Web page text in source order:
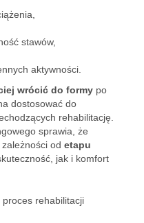
stawów,
aktywności.
wrócić do formy po
dostosować do
rehabilitację.
sprawia, że
od etapu
jak i komfort
proces rehabilitacji